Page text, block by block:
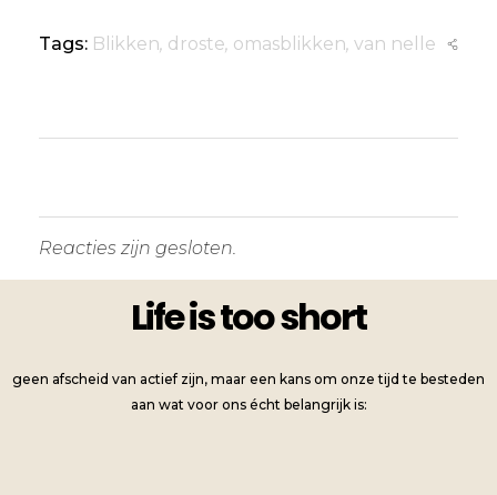
Tags: Blikken, droste, omasblikken, van nelle
Reacties zijn gesloten.
Life is too short
geen afscheid van actief zijn, maar een kans om onze tijd te besteden
aan wat voor ons écht belangrijk is: